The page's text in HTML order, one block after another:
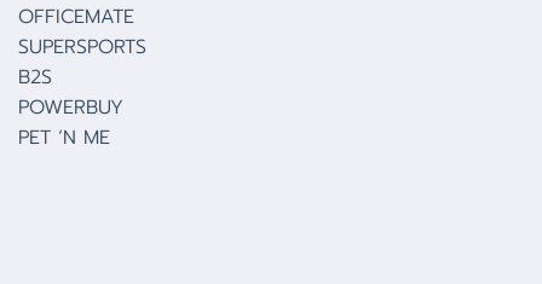
OFFICEMATE
SUPERSPORTS
B2S
POWERBUY
PET ‘N ME